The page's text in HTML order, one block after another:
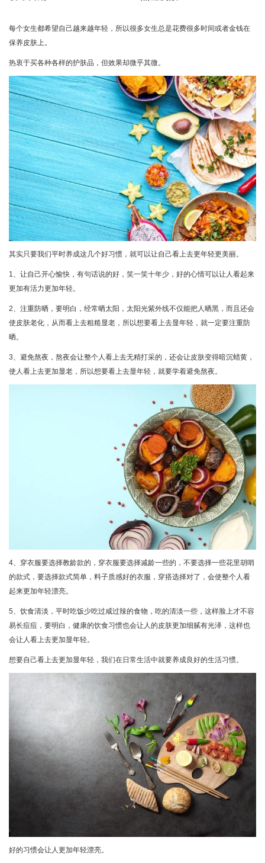
每个女生都希望自己越来越年轻，所以很多女生总是花费很多时间或者金钱在
保养皮肤上。
热衷于买各种各样的护肤品，但效果却微乎其微。
其实只要我们平时养成这几个好习惯，就可以让自己看上去更年轻更美丽。
1、让自己开心愉快，有句话说的好，笑一笑十年少，好的心情可以让人看起来
更加有活力更加年轻。
2、注重防晒，要明白，经常晒太阳，太阳光紫外线不仅能把人晒黑，而且还会
使皮肤老化，从而看上去粗糙显老，所以想要看上去显年轻，就一定要注重防
晒。
3、避免熬夜，熬夜会让整个人看上去无精打采的，还会让皮肤变得暗沉蜡黄，
使人看上去更加显老，所以想要看上去显年轻，就要学着避免熬夜。
4、穿衣服要选择教龄款的，穿衣服要选择减龄一些的，不要选择一些花里胡哨
的款式，要选择款式简单，料子质感好的衣服，穿搭选择对了，会使整个人看
起来更加年轻漂亮。
5、饮食清淡，平时吃饭少吃过咸过辣的食物，吃的清淡一些，这样脸上才不容
易长痘痘，要明白，健康的饮食习惯也会让人的皮肤更加细腻有光泽，这样也
会让人看上去更加显年轻。
想要自己看上去更加显年轻，我们在日常生活中就要养成良好的生活习惯。
好的习惯会让人更加年轻漂亮。